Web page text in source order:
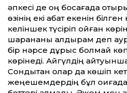
әпкесі де оң босағада
өзінің екі қабат екенін
келіншек түсіріп қойған
шарананы алдырам деп
бір нәрсе дұрыс болмай
көрінеді. Айгүлдің
Сондықтан олар да көшіп
жеңешемдердің бұл